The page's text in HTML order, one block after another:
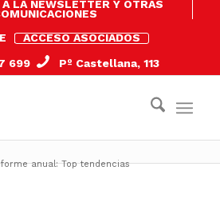
LA NEWSLETTER Y OTRAS
ACCESO ASOCIADOS
699
Pº Castellana, 113
anual: Top tendencias